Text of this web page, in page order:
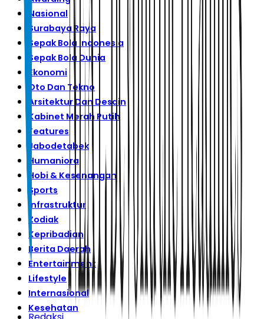
Nasional
Surabaya Raya
Sepak Bola Indonesia
Sepak Bola Dunia
Ekonomi
Oto Dan Tekno
Arsitektur Dan Desain
Kabinet Merah Putih
Features
Jabodetabek
Humaniora
Hobi & Kesenangan
Sports
Infrastruktur
Zodiak
Kepribadian
Berita Daerah
Entertainment
Lifestyle
Internasional
Kesehatan